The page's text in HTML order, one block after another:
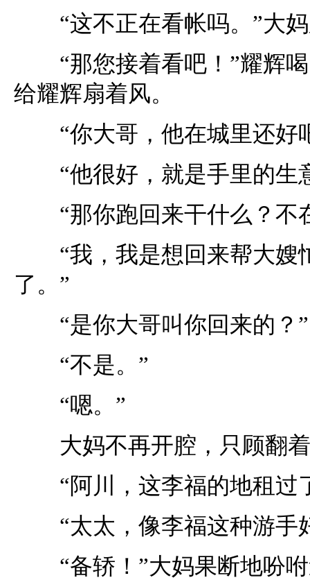
“这不正在看帐吗。”大妈
“那您接着看吧！”耀辉喝
给耀辉扇着风。
“你大哥，他在城里还好
“他很好，就是手里的生
“那你跑回来干什么？不
“我，我是想回来帮大嫂
了。”
“是你大哥叫你回来的？”
“不是。”
“嗯。”
大妈不再开腔，只顾翻着
“阿川，这李福的地租过
“太太，像李福这种游手
“备轿！”大妈果断地吩咐